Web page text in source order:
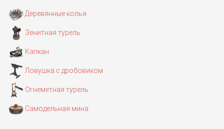
Деревянные колья
Зенитная турель
Капкан
Ловушка с дробовиком
Огнеметная турель
Самодельная мина